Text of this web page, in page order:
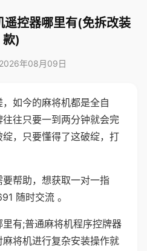
控器哪里有(免拆改装
款)
年08月09日
如今的麻将机都是全自
往只要一到两分钟就会完
，只要懂得了这破绽，打
帮助，想获取一对一指
随时交流 。
有;普通麻将机程序控牌器
将机进行复杂安装操作就